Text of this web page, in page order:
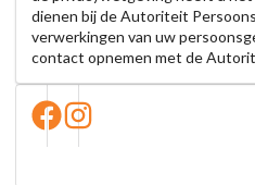
dienen bij de Autoriteit
verwerkingen van uw
contact opnemen met de